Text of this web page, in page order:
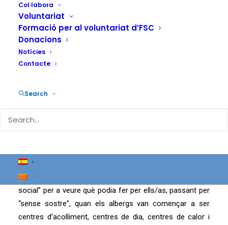
Col·labora
Voluntariat
Formació per al voluntariat d’FSC
Donacions
Notícies
Contacte
Search
El primer que aprens quan comences a
treballar amb persones sense llar és que
no és el mateix una llar que un sostre o
que una casa. Aprens i interioritzes
ciutat per albergs en els quals se’ls oferia tres dies
d’allotjament i una tala entrevista amb “l’assistenta
social” per a veure què podia fer per ells/as, passant per
“sense sostre”, quan els albergs van començar a ser
centres d’acolliment, centres de dia, centres de calor i